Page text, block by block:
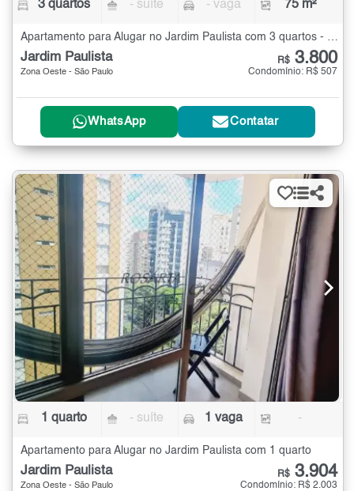
3 quartos - suíte - vaga 75 m²
Apartamento para Alugar no Jardim Paulista com 3 quartos - 75 m²
Jardim Paulista
Zona Oeste - São Paulo
R$ 3.800
Condomínio: R$ 507
WhatsApp Contatar
1 quarto - suíte 1 vaga -
Apartamento para Alugar no Jardim Paulista com 1 quarto
Jardim Paulista
Zona Oeste - São Paulo
R$ 3.904
Condomínio: R$ 2.003